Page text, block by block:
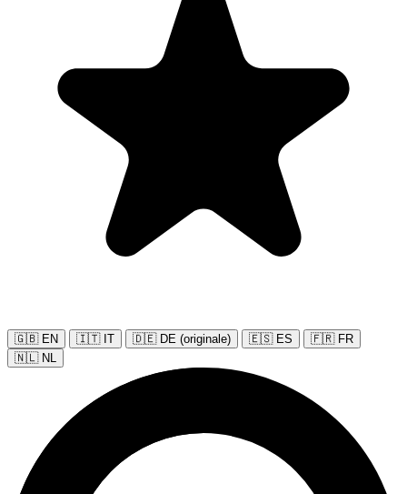
🇬🇧 EN 🇮🇹 IT 🇩🇪 DE (originale) 🇪🇸 ES
🇫🇷 FR
🇳🇱 NL